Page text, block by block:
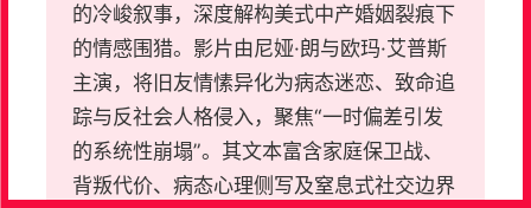
的冷峻叙事，深度解构美式中产婚姻裂痕下
的情感围猎。影片由尼娅·朗与欧玛·艾普斯
主演，将旧友情愫异化为病态迷恋、致命追
踪与反社会人格侵入，聚焦“一时偏差引发
的系统性崩塌”。其文本富含家庭保卫战、
背叛代价、病态心理侧写及窒息式社交边界